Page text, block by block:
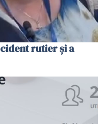
rutier și a